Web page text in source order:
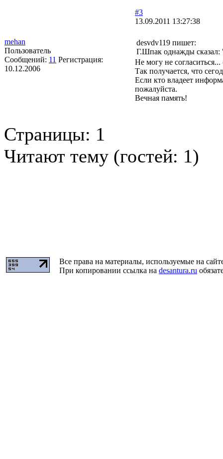
mehan
Пользователь
Сообщений: 11 Регистрация:
10.12.2006
#3
13.09.2011 13:27:38
desvdv119 пишет:
Г.Шпак однажды
Не могу не
Так получается, что
Если кто владеет
пожалуйста.
Вечная память!
Страницы: 1
Читают тему (гостей: 1)
Все права на материалы, используемые на
При копировании ссылка на desantura.ru